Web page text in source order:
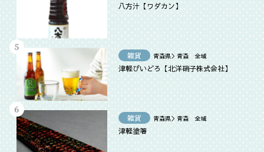
八方汁【ワダカン】
雑貨 青森県＞青森 全域
津軽びいどろ【北洋硝子株式会社】
雑貨 青森県＞青森 全域
津軽塗箸